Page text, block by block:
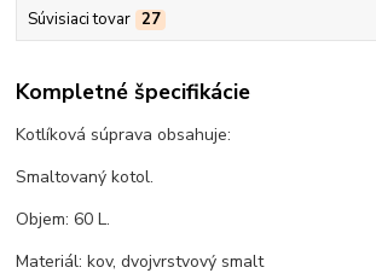
Súvisiaci tovar 27
Kompletné špecifikácie
Kotlíková súprava obsahuje:
Smaltovaný kotol.
Objem: 60 L.
Materiál: kov, dvojvrstvový smalt